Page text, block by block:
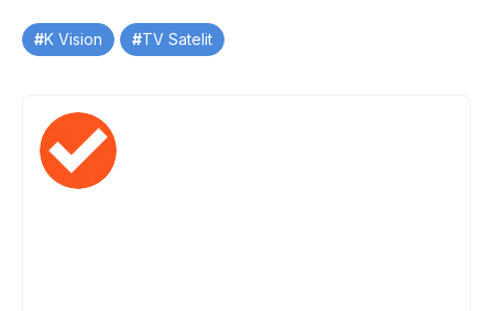
TagK Vision TV Satelit